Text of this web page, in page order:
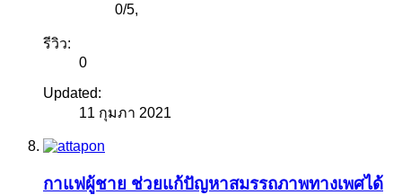
0/5,
รีวิว:
0
Updated:
11 กุมภา 2021
กาแฟผู้ชาย ช่วยแก้ปัญหาสมรรถภาพทางเพศได้